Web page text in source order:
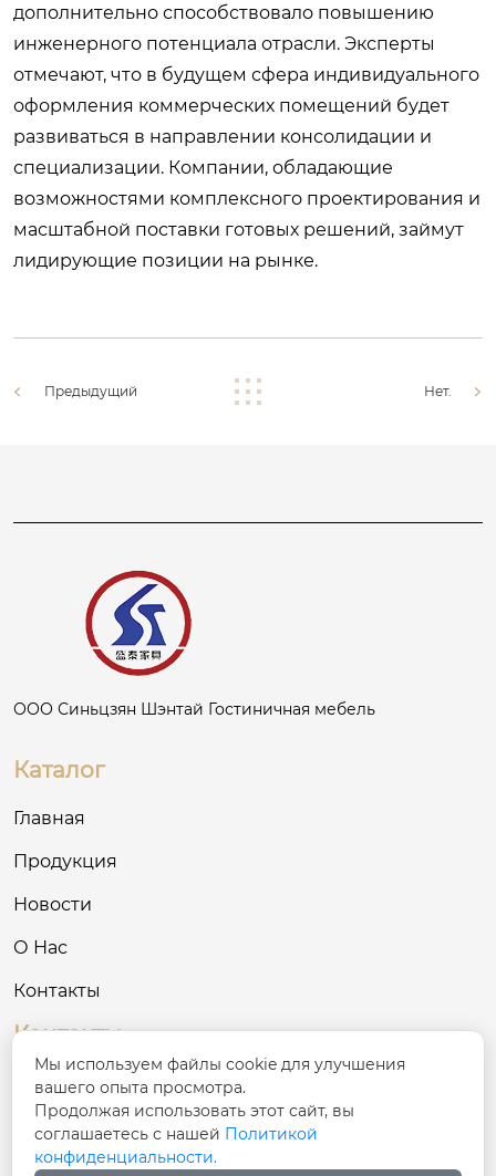
дополнительно способствовало повышению
инженерного потенциала отрасли. Эксперты
отмечают, что в будущем сфера индивидуального
оформления коммерческих помещений будет
развиваться в направлении консолидации и
специализации. Компании, обладающие
возможностями комплексного проектирования и
масштабной поставки готовых решений, займут
лидирующие позиции на рынке.
Предыдущий Нет.
ООО Синьцзян Шэнтай Гостиничная мебель
Каталог
Главная
Продукция
Новости
О Нас
Контакты
Контакты
 № 68, улица Синфу, уезд Хутуби, Чанцзи-
Хуэйский автономный округ, Синьцзян
 137781801@qq.com
Мы используем файлы cookie для улучшения
вашего опыта просмотра.
Продолжая использовать этот сайт, вы
соглашаетесь с нашей Политикой
конфиденциальности.